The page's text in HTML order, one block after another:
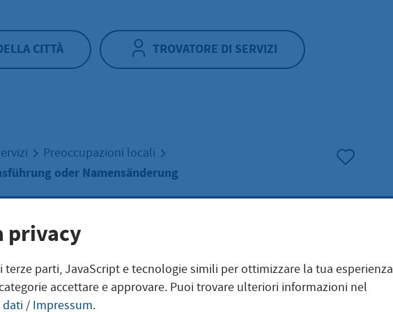
CITTÀ TROVATORE DI SERVIZI
Preoccupazioni locali
oder Namensänderung
zur
oder
privacy
parti, JavaScript e tecnologie simili per ottimizzare la tua esperienza
accettare e approvare. Puoi trovare ulteriori informazioni nel
dati / Impressum.